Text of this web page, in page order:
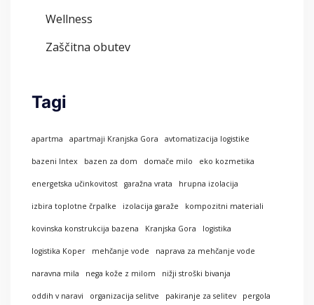
Wellness
Zaščitna obutev
Tagi
apartma apartmaji Kranjska Gora avtomatizacija logistike
bazeni Intex bazen za dom domače milo eko kozmetika
energetska učinkovitost garažna vrata hrupna izolacija
izbira toplotne črpalke izolacija garaže kompozitni materiali
kovinska konstrukcija bazena Kranjska Gora logistika
logistika Koper mehčanje vode naprava za mehčanje vode
naravna mila nega kože z milom nižji stroški bivanja
oddih v naravi organizacija selitve pakiranje za selitev pergola